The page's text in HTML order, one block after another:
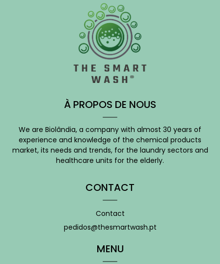
À PROPOS DE NOUS
We are Biolândia, a company with almost 30 years of
experience and knowledge of the chemical products
market, its needs and trends, for the laundry sectors and
healthcare units for the elderly.
CONTACT
Contact
pedidos@thesmartwash.pt
MENU